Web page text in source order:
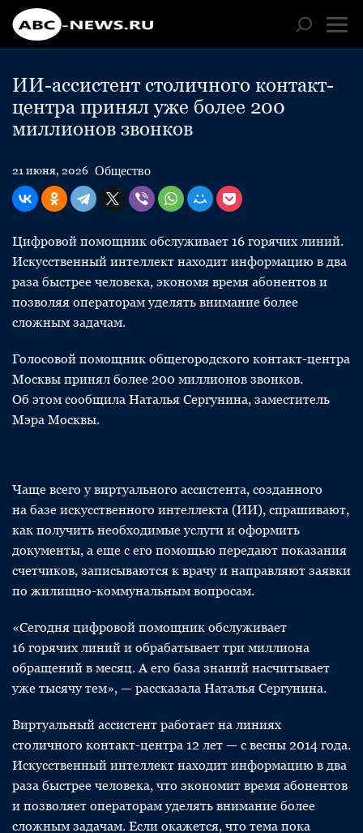
ИИ-ассистент столичного контакт-
центра принял уже более 200
миллионов звонков
21 июня, 2026 Общество
Цифровой помощник обслуживает 16 горячих линий.
Искусственный интеллект находит информацию в два
раза быстрее человека, экономя время абонентов и
позволяя операторам уделять внимание более
сложным задачам.
Голосовой помощник общегородского контакт-центра
Москвы принял более 200 миллионов звонков.
Об этом сообщила Наталья Сергунина, заместитель
Мэра Москвы.
Чаще всего у виртуального ассистента, созданного
на базе искусственного интеллекта (ИИ), спрашивают,
как получить необходимые услуги и оформить
документы, а еще с его помощью передают показания
счетчиков, записываются к врачу и направляют заявки
по жилищно-коммунальным вопросам.
«Сегодня цифровой помощник обслуживает
16 горячих линий и обрабатывает три миллиона
обращений в месяц. А его база знаний насчитывает
уже тысячу тем», — рассказала Наталья Сергунина.
Виртуальный ассистент работает на линиях
столичного контакт-центра 12 лет — с весны 2014 года.
Искусственный интеллект находит информацию в два
раза быстрее человека, что экономит время абонентов
и позволяет операторам уделять внимание более
сложным задачам. Если окажется, что тема пока